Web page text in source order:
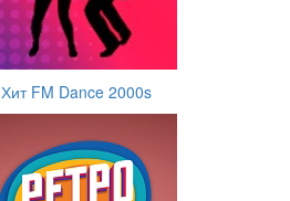
Хит FM Dance 2000s